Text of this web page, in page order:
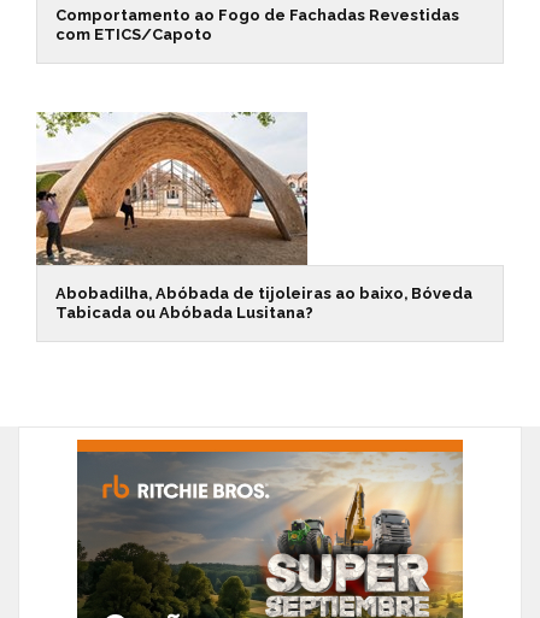
Comportamento ao Fogo de Fachadas Revestidas
com ETICS/Capoto
Abobadilha, Abóbada de tijoleiras ao baixo, Bóveda
Tabicada ou Abóbada Lusitana?